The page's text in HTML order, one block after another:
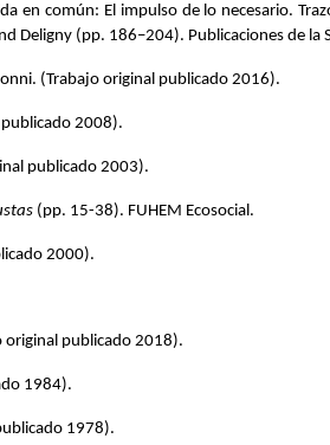
en común: El impulso de lo necesario.
(pp. 186–204). Publicaciones de la
(Trabajo original publicado 2016).
2008).
publicado 2003).
(pp. 15-38). FUHEM Ecosocial.
2000).
original publicado 2018).
1984).
1978).